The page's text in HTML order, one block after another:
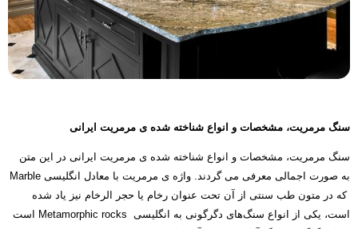
سنگ مرمریت، مشخصات و انواع شناخته شده ی مرمریت ایرانی
سنگ مرمریت، مشخصات و انواع شناخته شده ی مرمریت ایرانی در این متن
به صورت اجمالی معرفی می گردند. واژه ی مرمریت با معادل انگلیسی Marble
که در متون طب سنتی از آن تحت عنوان رخام یا حجر الرخام نیز یاد شده
است، یکی از انواع سنگ‌های دگرگونی به انگلیسی Metamorphic rocks است